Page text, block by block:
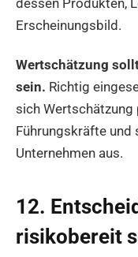
dessen Produkten,
Erscheinungsbild.
Wertschätzung
sein. Richtig
sich
Führungskräfte
Unternehmen aus.
12.
risikobereit